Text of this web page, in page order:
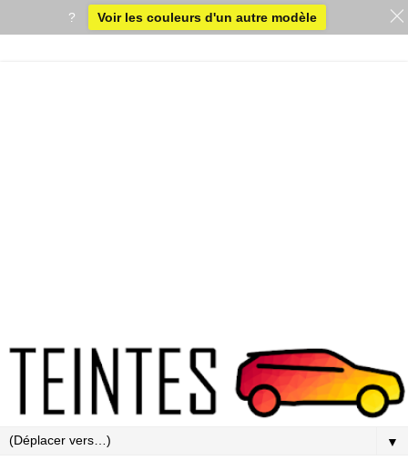
▼
? Voir les couleurs d'un autre modèle